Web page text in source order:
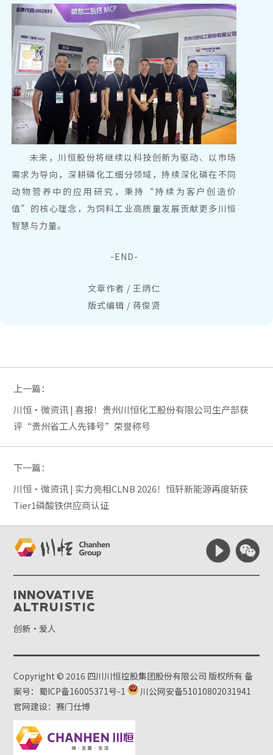
未来，川恒股份将继续以科技创新为驱动、以市场
需求为导向，深耕磷化工细分领域，持续深化磷在不同
动物营养中的应用研究，秉持“持续为客户创造价
值”的核心理念，为饲料工业高质量发展贡献更多川恒
智慧与力量。
-END-
文章作者 / 王炳仁
版式编辑 / 蒋俊贤
上一篇：
川恒·微资讯 | 喜报！贵州川恒化工股份有限公司生产部获
评“贵州省工人先锋号”荣誉称号
下一篇：
川恒·微资讯 | 实力亮相CLNB 2026！恒轩新能源再度斩获
Tier1磷酸铁供应商认证
Innovative
Altruistic
创新·爱人
Copyright © 2016 四川川恒控股集团股份有限公司 版权所有备
案号：蜀ICP备16005371号-1
川公网安备51010802031941
官网建设：赛门仕博